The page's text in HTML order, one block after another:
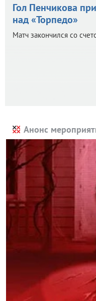
Гол Пенчикова
над «Торпедо»
Матч закончился со
Анонс